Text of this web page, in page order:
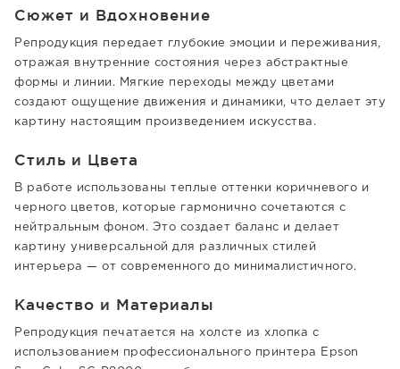
Сюжет и Вдохновение
Репродукция передает глубокие эмоции и переживания,
отражая внутренние состояния через абстрактные
формы и линии. Мягкие переходы между цветами
создают ощущение движения и динамики, что делает эту
картину настоящим произведением искусства.
Стиль и Цвета
В работе использованы теплые оттенки коричневого и
черного цветов, которые гармонично сочетаются с
нейтральным фоном. Это создает баланс и делает
картину универсальной для различных стилей
интерьера — от современного до минималистичного.
Качество и Материалы
Репродукция печатается на холсте из хлопка с
использованием профессионального принтера Epson